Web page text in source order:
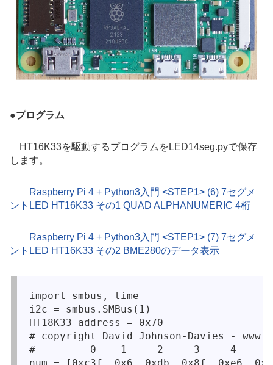
●プログラム
HT16K33を駆動するプログラムをLED14seg.pyで保存
します。
Raspberry Pi 4 + Python3入門 <STEP1> (6) 7セグメ
ントLED HT16K33 その1 QUAD ALPHANUMERIC 4桁
Raspberry Pi 4 + Python3入門 <STEP1> (7) 7セグメ
ントLED HT16K33 その2 BME280のデータ表示
import smbus, time
i2c = smbus.SMBus(1)
HT18K33_address = 0x70
# copyright David Johnson-Davies -
#         0    1     2     3     4